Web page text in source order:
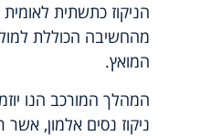
הניקוז כתשתית
מהחשיבה הכוללת
המואץ.
המהלך המורכב הנו
ניקוז נסים אלמון, אשר